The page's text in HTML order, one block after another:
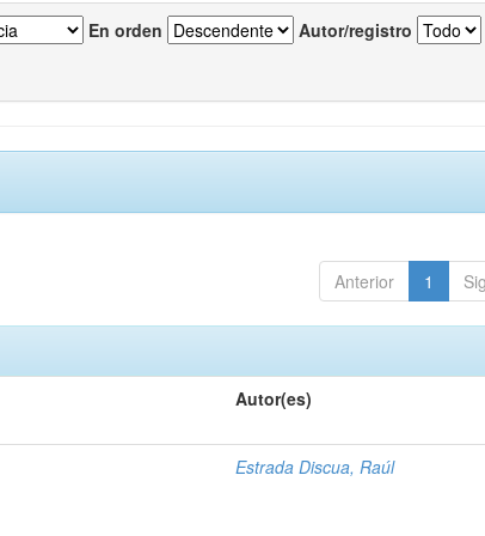
En orden Autor/registro
Anterior 1
Autor(es)
Estrada Discua, Raúl